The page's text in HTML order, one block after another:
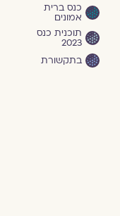
כנס ברית
אמונים
תוכנית כנס
2023
בתקשורת